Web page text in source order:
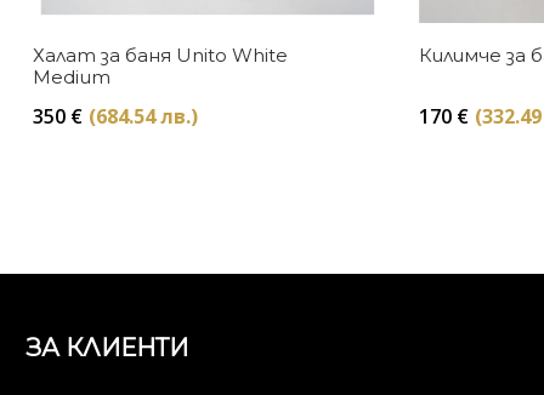
Халат за баня Unito White
Medium
350 € (684.54 лв.)
Килимче за
170 €
ЗА КЛИЕНТИ